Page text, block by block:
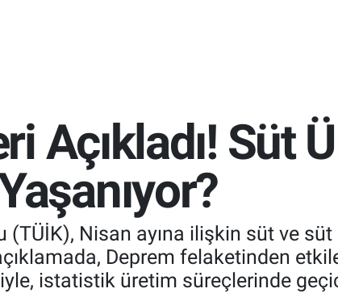
Açıkladı! Süt
Nisan ayına ilişkin süt ve
Deprem felaketinden
istatistik üretim süreçlerinde